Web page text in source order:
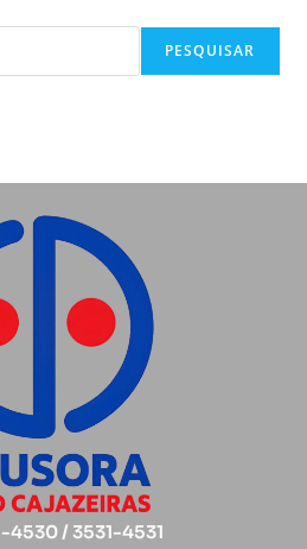
PESQUISAR
4530 / 3531-4531